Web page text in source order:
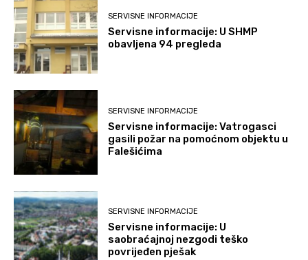
SERVISNE INFORMACIJE
Servisne informacije: U SHMP
obavljena 94 pregleda
SERVISNE INFORMACIJE
Servisne informacije: Vatrogasci
gasili požar na pomoćnom objektu u
Falešićima
SERVISNE INFORMACIJE
Servisne informacije: U
saobraćajnoj nezgodi teško
povrijeđen pješak